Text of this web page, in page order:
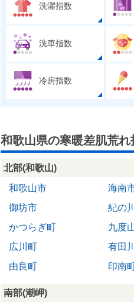
洗濯指数
洗車指数
冷房指数
和歌山県の寒暖差肌荒れ
北部(和歌山)
和歌山市
海南
御坊市
紀の
かつらぎ町
九度
広川町
有田
由良町
印南
南部(潮岬)